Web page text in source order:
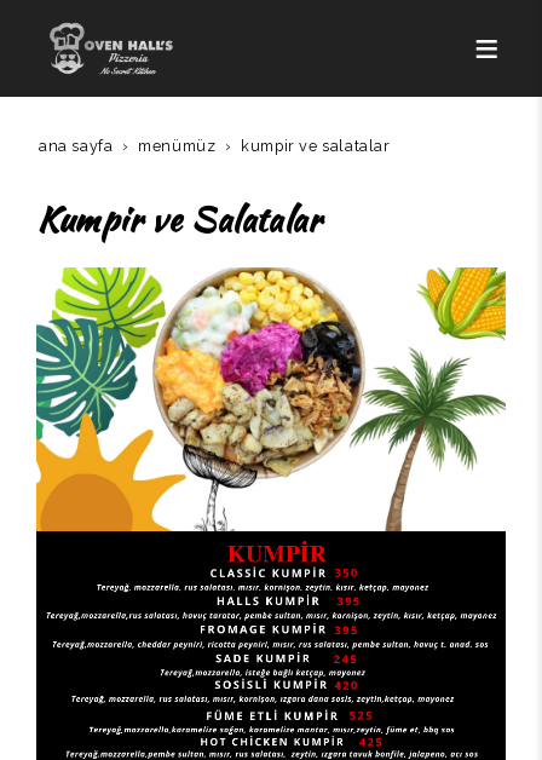
ana sayfa menümüz kumpir ve salatalar
Kumpir ve Salatalar